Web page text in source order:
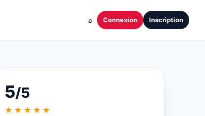
⌕ Connexion Inscription
5/5
★★★★★